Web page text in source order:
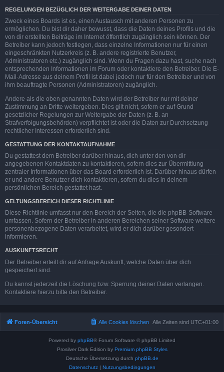
REGELUNGEN BEZÜGLICH DER WEITERGABE DEINER DATEN
Zweck eines Boards ist es, einen Austausch mit anderen Personen zu
ermöglichen. Du bist dir daher bewusst, dass die Daten deines Profils und die
von dir erstellten Beiträge im Internet öffentlich zugänglich sein können. Der
Betreiber kann jedoch festlegen, dass einzelne Informationen nur für einen
eingeschränkten Nutzerkreis (z. B. andere registrierte Benutzer,
Administratoren etc.) zugänglich sind. Wenn du Fragen dazu hast, suche nach
entsprechenden Informationen im Forum oder kontaktiere den Betreiber. Die E-
Mail-Adresse aus deinem Profil ist dabei jedoch nur für den Betreiber und von
ihm beauftragte Personen (Administratoren) zugänglich.
Andere als die oben genannten Daten wird der Betreiber nur mit deiner
Zustimmung an Dritte weitergeben. Dies gilt nicht, sofern er auf Grund
gesetzlicher Regelungen zur Weitergabe der Daten (z. B. an
Strafverfolgungsbehörden) verpflichtet ist oder die Daten zur Durchsetzung
rechtlicher Interessen erforderlich sind.
GESTATTUNG DER KONTAKTAUFNAHME
Du gestattest dem Betreiber darüber hinaus, dich unter den von dir
angegebenen Kontaktdaten zu kontaktieren, sofern dies zur Übermittlung
zentraler Informationen über das Board erforderlich ist. Darüber hinaus dürfen
er und andere Benutzer dich kontaktieren, sofern du dies in deinem
persönlichen Bereich gestattet hast.
GELTUNGSBEREICH DIESER RICHTLINIE
Diese Richtlinie umfasst nur den Bereich der Seiten, die die phpBB-Software
umfassen. Sofern der Betreiber in anderen Bereichen seiner Software weitere
personenbezogene Daten verarbeitet, wird er dich darüber gesondert
informieren.
AUSKUNFTSRECHT
Der Betreiber erteilt dir auf Anfrage Auskunft, welche Daten über dich
gespeichert sind.
Du kannst jederzeit die Löschung bzw. Sperrung deiner Daten verlangen.
Kontaktiere hierzu bitte den Betreiber.
Foren-Übersicht Alle Zeiten sind UTC+01:00
Alle Cookies löschen
Powered by phpBB® Forum Software © phpBB Limited
Prosilver Dark Edition by Premium phpBB Styles
Deutsche Übersetzung durch phpBB.de
Datenschutz| Nutzungsbedingungen